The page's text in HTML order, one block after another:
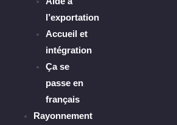
l’exportation
Accueil et
intégration
Ça se
passe en
français
Rayonnement